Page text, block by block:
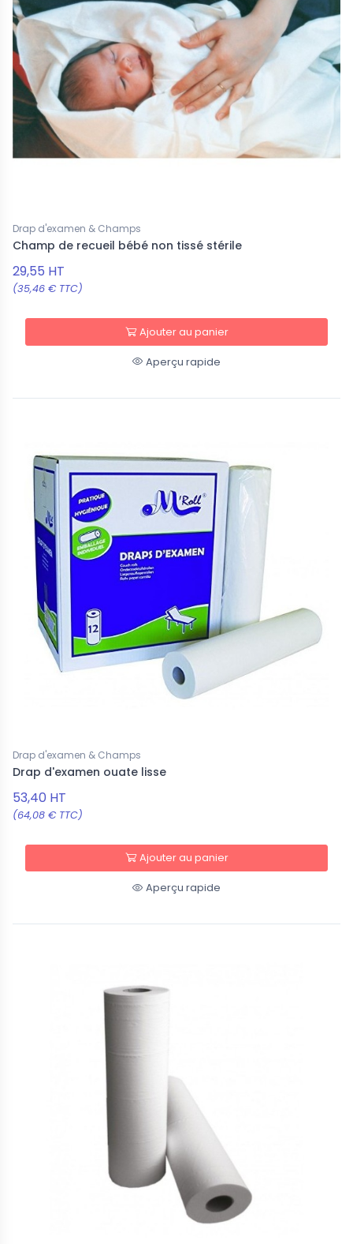
Drap d'examen & Champs
Champ de recueil bébé non tissé stérile
29,55 HT
(35,46 € TTC)
Ajouter au panier
Aperçu rapide
Drap d'examen & Champs
Drap d'examen ouate lisse
53,40 HT
(64,08 € TTC)
Ajouter au panier
Aperçu rapide